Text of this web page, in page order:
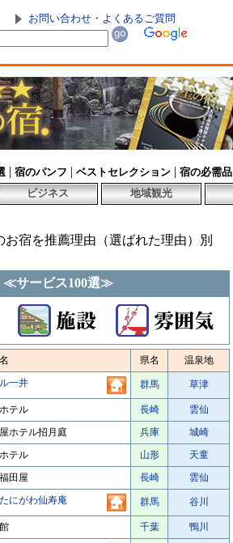
お問い合わせ・よくあるご質問
| 宿のパンフ | ベストセレクション | 宿の必需品
ビジネス 地域観光
お宿を推薦理由（選ばれた理由）別
サービス100選≫
県名 温泉地
一井 群馬 草津
テル 長崎
雲仙
ホテル招月庭 兵庫
城崎
テル 山形
天童
田屋 長崎 雲仙
にがわ仙寿庵 群馬 谷川
千葉 鴨川